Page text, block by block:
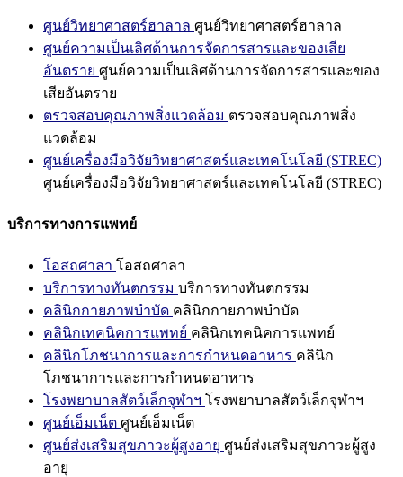
ศูนย์วิทยาศาสตร์ฮาลาล ศูนย์วิทยาศาสตร์ฮาลาล
ศูนย์ความเป็นเลิศด้านการจัดการสารและของเสีย
อันตราย ศูนย์ความเป็นเลิศด้านการจัดการสารและของ
เสียอันตราย
ตรวจสอบคุณภาพสิ่งแวดล้อม ตรวจสอบคุณภาพสิ่ง
แวดล้อม
ศูนย์เครื่องมือวิจัยวิทยาศาสตร์และเทคโนโลยี (STREC)
ศูนย์เครื่องมือวิจัยวิทยาศาสตร์และเทคโนโลยี (STREC)
บริการทางการแพทย์
โอสถศาลา โอสถศาลา
บริการทางทันตกรรม บริการทางทันตกรรม
คลินิกกายภาพบำบัด คลินิกกายภาพบำบัด
คลินิกเทคนิคการแพทย์ คลินิกเทคนิคการแพทย์
คลินิกโภชนาการและการกำหนดอาหาร คลินิก
โภชนาการและการกำหนดอาหาร
โรงพยาบาลสัตว์เล็กจุฬาฯ โรงพยาบาลสัตว์เล็กจุฬาฯ
ศูนย์เอ็มเน็ต ศูนย์เอ็มเน็ต
ศูนย์ส่งเสริมสุขภาวะผู้สูงอายุ ศูนย์ส่งเสริมสุขภาวะผู้สูง
อายุ